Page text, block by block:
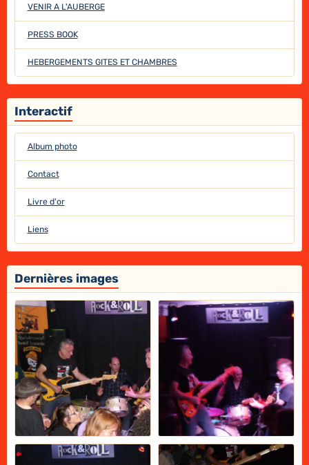
VENIR A L'AUBERGE
PRESS BOOK
HEBERGEMENTS GITES ET CHAMBRES
Interactif
Album photo
Contact
Livre d'or
Liens
Dernières images